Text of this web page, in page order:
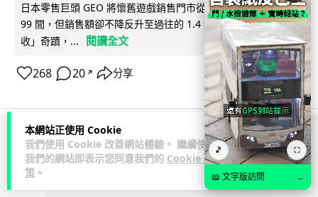
本網站正使用 Cookie
我們使用 Cookie 改善網站體驗。 繼續使用
我們的網站即表示您同意我們的 Cookie 政
策 。
日本零售巨頭 GEO 將懷舊遊戲銷售門市從 1,000 間大幅減至
99 間，但銷售額卻不降反升至過往的 1.4 倍。做到「減店增
收」奇蹟，...
閱讀全文
268 20 ↗ 分享
ADVERTISEMENT
🎵 ⛶
📖 文字版訪問 →